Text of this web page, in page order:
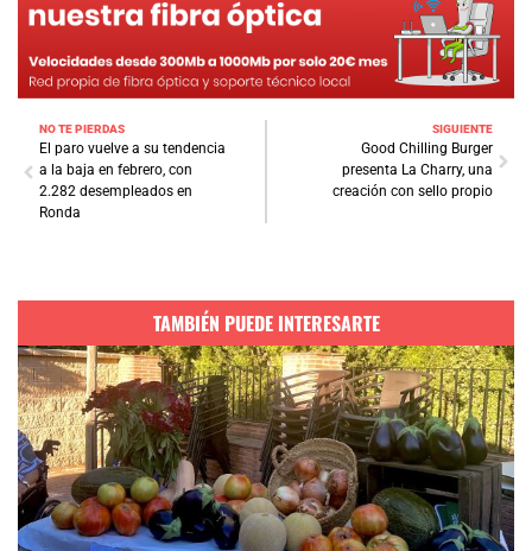
NO TE PIERDAS
El paro vuelve a su tendencia
a la baja en febrero, con
2.282 desempleados en
Ronda
SIGUIENTE
Good Chilling Burger
presenta La Charry, una
creación con sello propio
TAMBIÉN PUEDE INTERESARTE